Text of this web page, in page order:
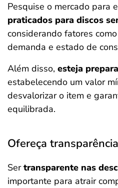
Pesquise o mercado para
praticados para discos
considerando fatores
demanda e estado de
Além disso, esteja
estabelecendo um valor
desvalorizar o item e
equilibrada.
Ofereça
Sertransparente nas
importante para atrair